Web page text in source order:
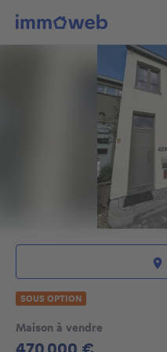
Maison à vendre
SOUS OPTION